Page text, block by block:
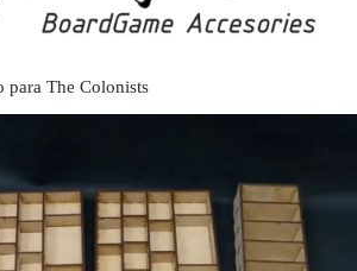
para The Colonists